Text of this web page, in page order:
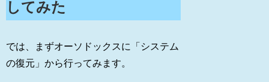
してみた
では、まずオーソドックスに「システム
の復元」から行ってみます。